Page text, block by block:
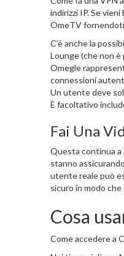
indirizzi IP. Se
OmeTV
C’è anche la
Lounge (che non
Omegle
connessioni
Un utente deve
È facoltativo
Fai Una
Questa continua a
stanno
utente reale può
sicuro in modo
Cosa
Come accedere a